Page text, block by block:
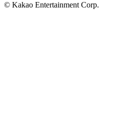
© Kakao Entertainment Corp.